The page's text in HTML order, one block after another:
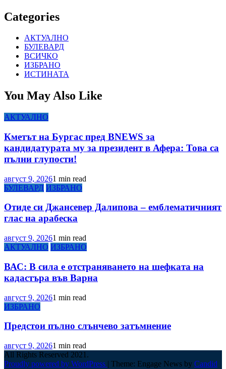
Categories
АКТУАЛНО
БУЛЕВАРД
ВСИЧКО
ИЗБРАНО
ИСТИНАТА
You May Also Like
АКТУАЛНО
Кметът на Бургас пред BNEWS за
кандидатурата му за президент в Афера: Това са
пълни глупости!
август 9, 20261 min read
БУЛЕВАРД ИЗБРАНО
Отиде си Джансевер Далипова – емблематичният
глас на арабеска
август 9, 20261 min read
АКТУАЛНО ИЗБРАНО
ВАС: В сила е отстраняването на шефката на
кадастъра във Варна
август 9, 20261 min read
ИЗБРАНО
Предстои пълно слънчево затъмнение
август 9, 20261 min read
All Rights Reserved 2021.
Proudly powered by WordPress | Theme: Engage News by Candid